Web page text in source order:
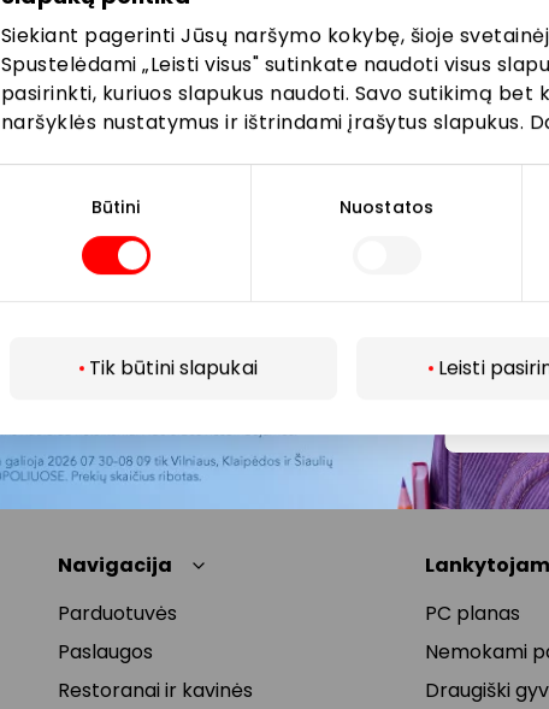
Siekiant pagerinti Jūsų naršymo kokybę, šioje
Spustelėdami „Leisti visus" sutinkate naudoti visus
pasirinkti, kuriuos slapukus naudoti. Savo sutikimą
naršyklės nustatymus ir ištrindami įrašytus slapukus.
Būtini Nuostatos
Tik būtini slapukai Leisti
Spustelėdamas
AKROPOLIS naujienas. Dėl
Navigacija
Parduotuvės
Paslaugos
Restoranai ir kavinės
PC planas
Nemokami
Draugiški